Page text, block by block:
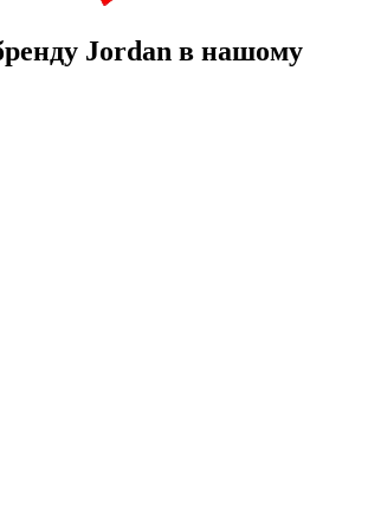
Jordan в нашому